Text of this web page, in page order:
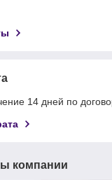
14 дней по
компании